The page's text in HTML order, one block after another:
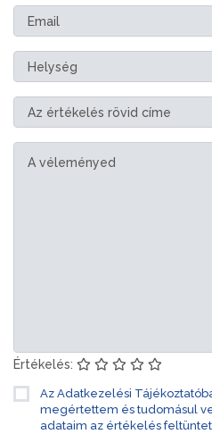
Értékelés:
Az Adatkezelési
megértettem és tudomásul
adataim az értékelés